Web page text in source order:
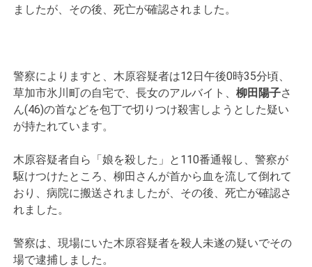
ましたが、その後、死亡が確認されました。
警察によりますと、木原容疑者は12日午後0時35分頃、
草加市氷川町の自宅で、長女のアルバイト、柳田陽子さ
ん(46)の首などを包丁で切りつけ殺害しようとした疑い
が持たれています。
木原容疑者自ら「娘を殺した」と110番通報し、警察が
駆けつけたところ、柳田さんが首から血を流して倒れて
おり、病院に搬送されましたが、その後、死亡が確認さ
れました。
警察は、現場にいた木原容疑者を殺人未遂の疑いでその
場で逮捕しました。